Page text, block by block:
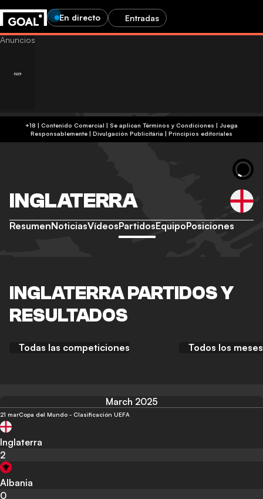
En directo Entradas
+18 | Contenido Comercial | Se aplican Términos y Condiciones | Juega
Responsablemente | Divulgación Publicitária | Principios editoriales
INGLATERRA
ResumenNoticiasVídeosPartidosEquipoPosiciones
INGLATERRA PARTIDOS Y
RESULTADOS
Todas las competiciones Todos los meses
March 2025
21 marCopa del Mundo - Clasificación UEFA
Inglaterra
2
Albania
0